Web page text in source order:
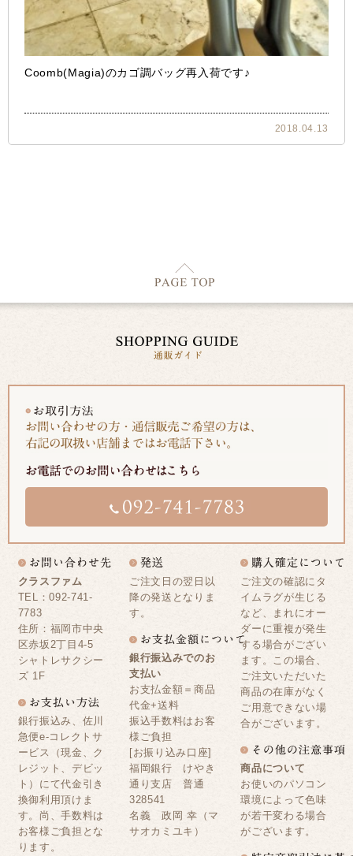
Coomb(Magia)のカゴ調バッグ再入荷です♪
2018.04.13
クラスファム
TEL：092-741-
7783
住所：福岡市中央
区赤坂2丁目4-5
シャトレサクシー
ズ 1F
銀行振込み、佐川
急便e-コレクトサ
ービス（現金、ク
レジット、デビッ
ト）にて代金引き
換御利用頂けま
す。尚、手数料は
お客様ご負担とな
ります。
ご注文日の翌日以
降の発送となりま
す。
銀行振込みでのお
支払い
お支払金額＝商品
代金+送料
振込手数料はお客
様ご負担
[お振り込み口座]
福岡銀行 けやき
通り支店 普通
328541
名義 政岡 幸（マ
サオカミユキ）
ご注文の確認にタ
イムラグが生じる
など、まれにオー
ダーに重複が発生
する場合がござい
ます。この場合、
ご注文いただいた
商品の在庫がなく
ご用意できない場
合がございます。
商品について
お使いのパソコン
環境によって色味
が若干変わる場合
がございます。